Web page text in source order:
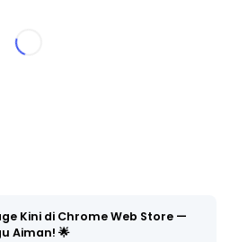
Kini di Chrome Web Store —
Aiman! 🌟